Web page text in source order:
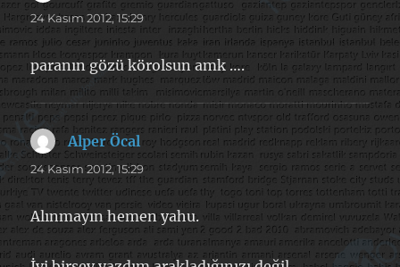
ki:
24 Kasım 2012, 15:29
paranın gözü körolsun amk ….
Alper Öcal dedi
ki:
24 Kasım 2012, 15:29
Alınmayın hemen yahu.